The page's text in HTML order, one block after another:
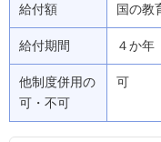
給付額 国の教
給付期間 ４か年
他制度併用の
可・不可
可